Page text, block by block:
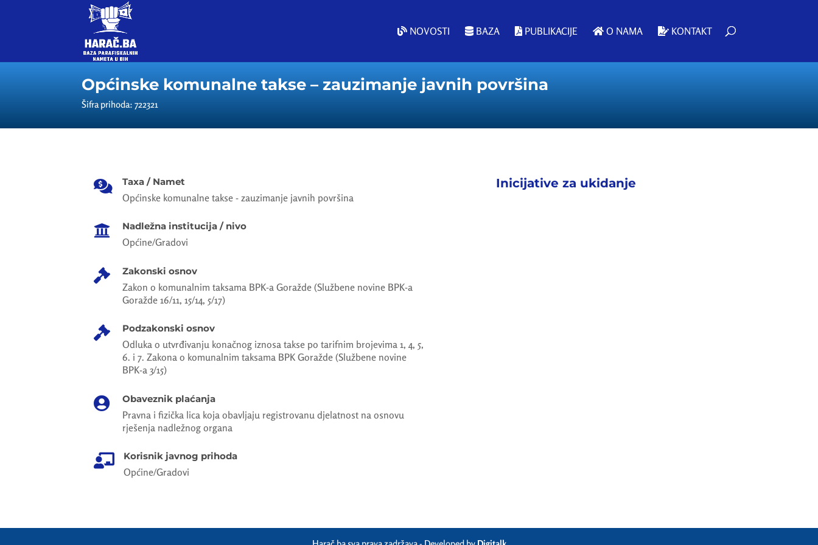
NOVOSTI BAZA PUBLIKACIJE O NAMA KONTAKT
Općinske komunalne takse – zauzimanje javnih površina
Šifra prihoda: 722321
 Taxa / Namet
Općinske komunalne takse - zauzimanje javnih površina
 Nadležna institucija / nivo
Općine/Gradovi
 Zakonski osnov
Zakon o komunalnim taksama BPK-a Goražde (Službene novine BPK-a
Goražde 16/11, 15/14, 5/17)
 Podzakonski osnov
Odluka o utvrđivanju konačnog iznosa takse po tarifnim brojevima 1, 4, 5,
6. i 7. Zakona o komunalnim taksama BPK Goražde (Službene novine
BPK-a 3/15)
 Obaveznik plaćanja
Pravna i fizička lica koja obavljaju registrovanu djelatnost na osnovu
rješenja nadležnog organa
 Korisnik javnog prihoda
Općine/Gradovi
Inicijative za ukidanje